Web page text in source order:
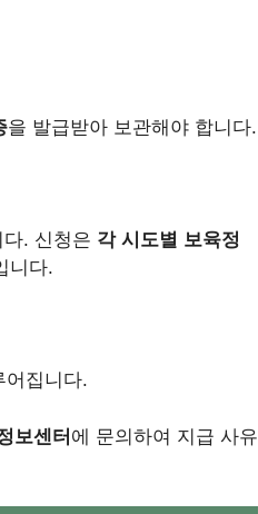
을 발급받아 보관해야 합니다.
. 신청은 각 시도별 보육정
니다.
어집니다.
보센터 에 문의하여 지급 사유